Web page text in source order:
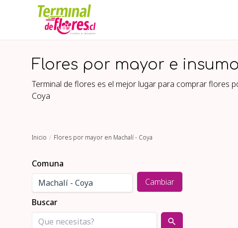
Flores por mayor e
Terminal de flores es el mejor lugar para comprar flores
Coya
Inicio Flores por mayor en Machalí - Coya
Comuna
Cambiar
Buscar